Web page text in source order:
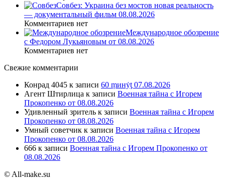
Совбез: Украина без мостов новая реальность
— документальный фильм 08.08.2026
Комментариев нет
Международное обозрение
с Федором Лукьяновым от 08.08.2026
Комментариев нет
Свежие комментарии
Конрад 4045 к записи 60 ṃинẏƫ 07.08.2026
Агент Штирлица к записи Военная тайна с Игорем
Прокопенко от 08.08.2026
Удивленный зритель к записи Военная тайна с Игорем
Прокопенко от 08.08.2026
Умный советчик к записи Военная тайна с Игорем
Прокопенко от 08.08.2026
666 к записи Военная тайна с Игорем Прокопенко от
08.08.2026
© All-make.su